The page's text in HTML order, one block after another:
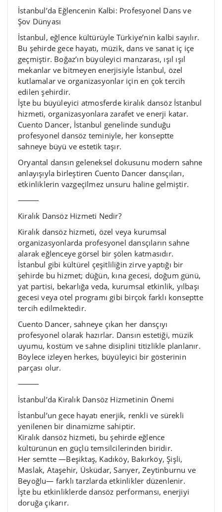
İstanbul’da Eğlencenin Kalbi: Profesyonel Dans ve
Şov Dünyası
İstanbul, eğlence kültürüyle Türkiye’nin kalbi sayılır.
Bu şehirde gece hayatı, müzik, dans ve sanat iç içe
geçmiştir. Boğaz’ın büyüleyici manzarası, ışıl ışıl
mekanlar ve bitmeyen enerjisiyle İstanbul, özel
kutlamalar ve organizasyonlar için en çok tercih
edilen şehirdir.
İşte bu büyüleyici atmosferde kiralık dansöz İstanbul
hizmeti, organizasyonlara zarafet ve enerji katar.
Cuento Dancer, İstanbul genelinde sunduğu
profesyonel dansöz teminiyle, her konseptte
sahneye büyü ve estetik taşır.
Oryantal dansın geleneksel dokusunu modern sahne
anlayışıyla birleştiren Cuento Dancer dansçıları,
etkinliklerin vazgeçilmez unsuru haline gelmiştir.
⸻
Kiralık Dansöz Hizmeti Nedir?
Kiralık dansöz hizmeti, özel veya kurumsal
organizasyonlarda profesyonel dansçıların sahne
alarak eğlenceye görsel bir şölen katmasıdır.
İstanbul gibi kültürel çeşitliliğin zirve yaptığı bir
şehirde bu hizmet; düğün, kına gecesi, doğum günü,
yat partisi, bekarlığa veda, kurumsal etkinlik, yılbaşı
gecesi veya otel programı gibi birçok farklı konseptte
tercih edilmektedir.
Cuento Dancer, sahneye çıkan her dansçıyı
profesyonel olarak hazırlar. Dansın estetiği, müzik
uyumu, kostüm ve sahne disiplini titizlikle planlanır.
Böylece izleyen herkes, büyüleyici bir gösterinin
parçası olur.
⸻
İstanbul’da Kiralık Dansöz Hizmetinin Önemi
İstanbul’un gece hayatı enerjik, renkli ve sürekli
yenilenen bir dinamizme sahiptir.
Kiralık dansöz hizmeti, bu şehirde eğlence
kültürünün en güçlü temsilcilerinden biridir.
Her semtte —Beşiktaş, Kadıköy, Bakırköy, Şişli,
Maslak, Ataşehir, Üsküdar, Sarıyer, Zeytinburnu ve
Beyoğlu— farklı tarzlarda etkinlikler düzenlenir.
İşte bu etkinliklerde dansöz performansı, enerjiyi
doruğa çıkarır.